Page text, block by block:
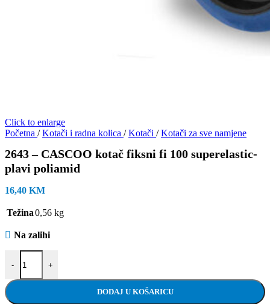
Click to enlarge
Početna / Kotači i radna kolica / Kotači / Kotači za sve namjene
2643 – CASCOO kotač fiksni fi 100 superelastic-
plavi poliamid
16,40 KM
Težina0,56 kg
Na zalihi
-
2643 - CASCOO kotač fiksni fi 100 superelastic-plavi poliamid
+
DODAJ U KOŠARICU